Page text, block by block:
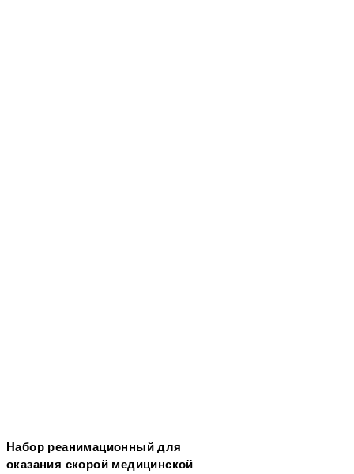
Набор реанимационный для
оказания скорой медицинской